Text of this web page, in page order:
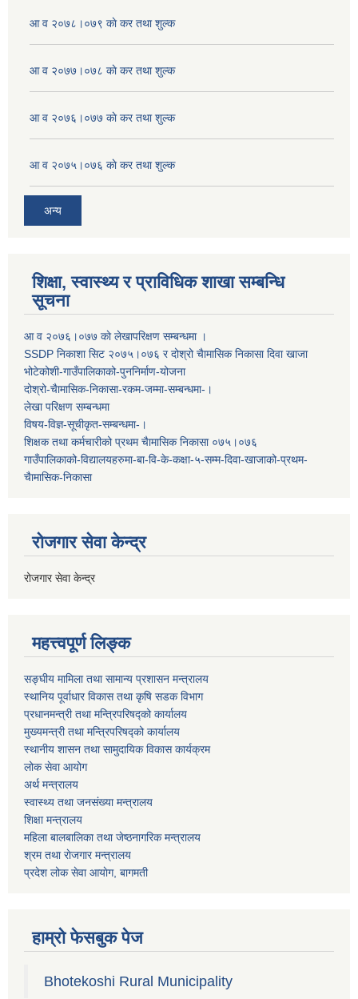
आ व २०७८।०७९ काे कर तथा शुल्क
आ व २०७७।०७८ काे कर तथा शुल्क
आ व २०७६।०७७ काे कर तथा शुल्क
आ व २०७५।०७६ काे कर तथा शुल्क
अन्य
शिक्षा, स्वास्थ्य र प्राविधिक शाखा सम्बन्धि
सूचना
आ व २०७६।०७७ काे लेखापरिक्षण सम्बन्धमा ।
SSDP निकाशा सिट २०७५।०७६ र दोश्रो चैामासिक निकासा दिवा खाजा
भोटेकोशी-गाउँपालिकाको-पुननिर्माण-योजना
दोश्रो-चैामासिक-निकासा-रकम-जम्मा-सम्बन्धमा-।
लेखा परिक्षण सम्बन्धमा
विषय-विज्ञ-सूचीकृत-सम्बन्धमा-।
शिक्षक तथा कर्मचारीको प्रथम च‌ैामासिक निकासा ०७५।०७६
गाउँपालिकाको-विद्यालयहरुमा-बा-वि-के-कक्षा-५-सम्म-दिवा-खाजाको-प्रथम-
चैामासिक-निकासा
रोजगार सेवा केन्द्र
रोजगार सेवा केन्द्र
महत्त्वपूर्ण लिङ्क
सङ्घीय मामिला तथा सामान्य प्रशासन मन्त्रालय
स्थानिय पूर्वाधार विकास तथा कृषि सडक विभाग
प्रधानमन्त्री तथा मन्त्रिपरिषद्को कार्यालय
मुख्यमन्त्री तथा मन्त्रिपरिषद्को कार्यालय
स्थानीय शासन तथा सामुदायिक विकास कार्यक्रम
लोक सेवा आयोग
अर्थ मन्त्रालय
स्वास्थ्य तथा जनस‌ंख्या मन्त्रालय
शिक्षा मन्त्रालय
महिला बालबालिका तथा जेष्ठनागरिक मन्त्रालय
श्रम तथा राेजगार मन्त्रालय
प्रदेश लोक सेवा आयाेग, बागमती
हाम्रो फेसबुक पेज
Bhotekoshi Rural Municipality